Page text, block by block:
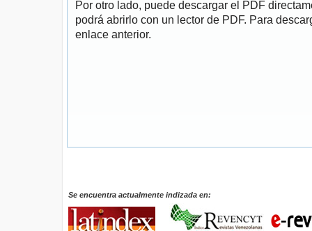
Por otro lado, puede descargar el PDF
podrá abrirlo con un lector de PDF. Para
enlace anterior.
Se encuentra actualmente indizada en: